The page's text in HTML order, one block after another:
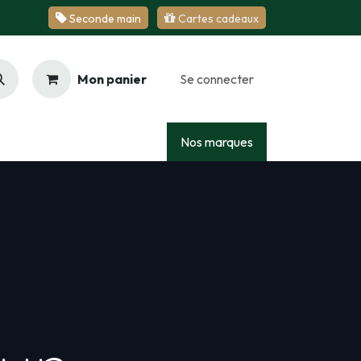
Se​​​​conde ​​​​m​​a​​in Cartes cadeaux
Mon panier Se connecter
Nos marques